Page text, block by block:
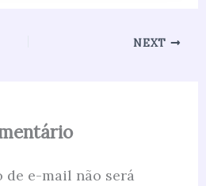
NEXT
de e-mail não será